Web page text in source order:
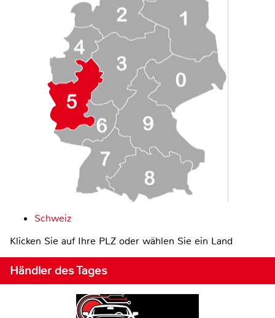
Schweiz
Klicken Sie auf Ihre PLZ oder wählen Sie ein Land
Händler des Tages